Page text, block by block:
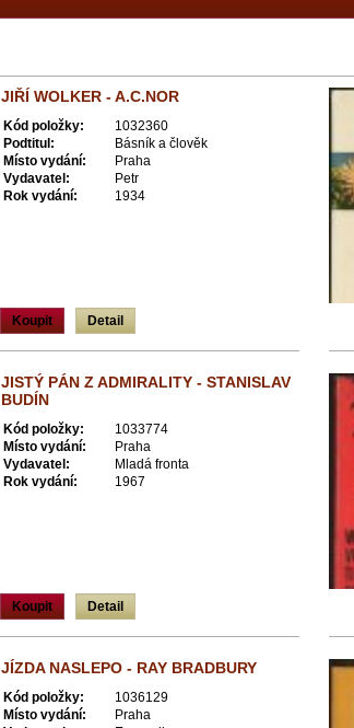
JIŘÍ WOLKER - A.C.NOR
Kód položky:
1032360
Podtitul:
Básník a člověk
Místo vydání:
Praha
Vydavatel:
Petr
Rok vydání:
1934
Koupit Detail
JISTÝ PÁN Z ADMIRALITY - STANISLAV
BUDÍN
Kód položky:
1033774
Místo vydání:
Praha
Vydavatel:
Mladá fronta
Rok vydání:
1967
Koupit Detail
JÍZDA NASLEPO - RAY BRADBURY
Kód položky:
1036129
Místo vydání:
Praha